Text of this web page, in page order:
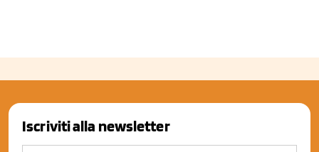
Iscriviti alla newsletter